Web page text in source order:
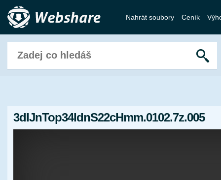
Nahrát soubory Ceník
3dIJnTop34IdnS22cHmm.0102.7z.005